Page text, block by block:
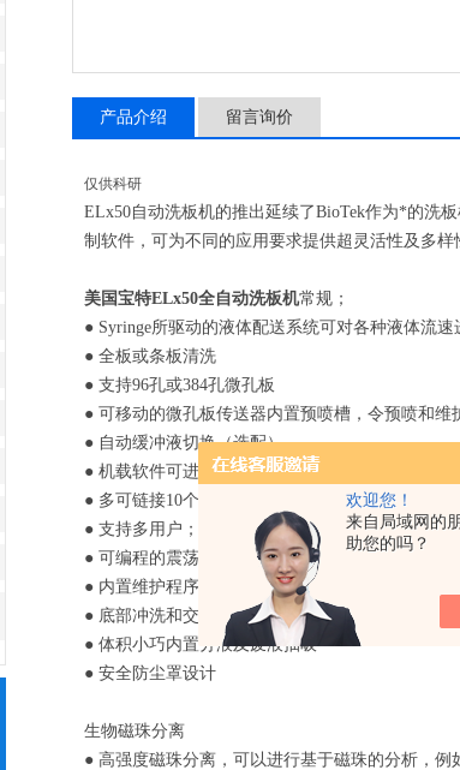
欢迎您！
来自局域网的
助您的吗？
产品介绍 留言询价
仅供科研
ELx50自动洗板机的推出延续了BioTek作为*的洗
制软件，可为不同的应用要求提供超灵活性及多样
美国宝特ELx50全自动洗板机常规；
● Syringe所驱动的液体配送系统可对各种液体流速
● 全板或条板清洗
● 支持96孔或384孔微孔板
● 可移动的微孔板传送器内置预喷槽，令预喷和维
● 自动缓冲液切换（选配）
● 机载软件可进行创建、编辑、拷贝、删除等操作
● 多可链接10个不同程序，方便完成复杂的工作流程
● 支持多用户；不仅可为复杂的研究应用提供全
● 可编程的震荡时间和强度
● 内置维护程序易于使用和维护
● 底部冲洗和交叉抽吸规程
● 体积小巧内置分液及废液抽吸
● 安全防尘罩设计
生物磁珠分离
● 高强度磁珠分离，可以进行基于磁珠的分析，例